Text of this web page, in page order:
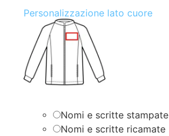
Personalizzazione lato cuore
Nomi e scritte stampate
Nomi e scritte ricamate